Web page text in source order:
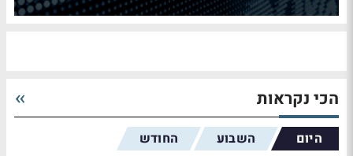
הכי נקראות
היום השבוע החודש